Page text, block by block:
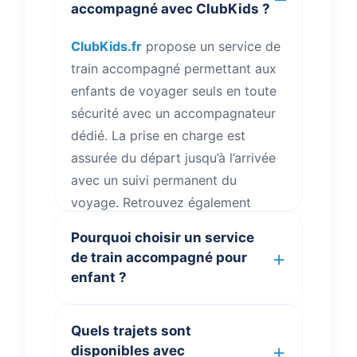
accompagné avec ClubKids ?
ClubKids.frpropose un service de
train accompagné permettant aux
enfants de voyager seuls en toute
sécurité avec un accompagnateur
dédié. La prise en charge est
assurée du départ jusqu’à l’arrivée
avec un suivi permanent du
voyage. Retrouvez également
votre voyage.
Pourquoi choisir un service
de train accompagné pour
enfant ?
accompagnement train moderne
Quels trajets sont
disponibles avec